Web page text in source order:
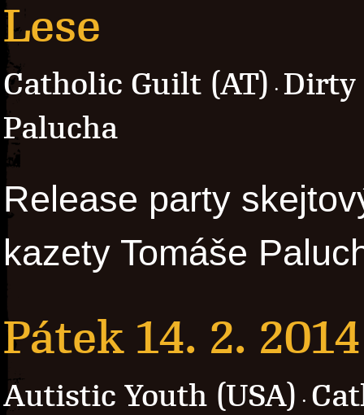
Lese
Catholic Guilt (AT) · Dirty
Palucha
Release party
kazety Tomáše
Pátek 14. 2. 2014
Autistic Youth (USA) ·